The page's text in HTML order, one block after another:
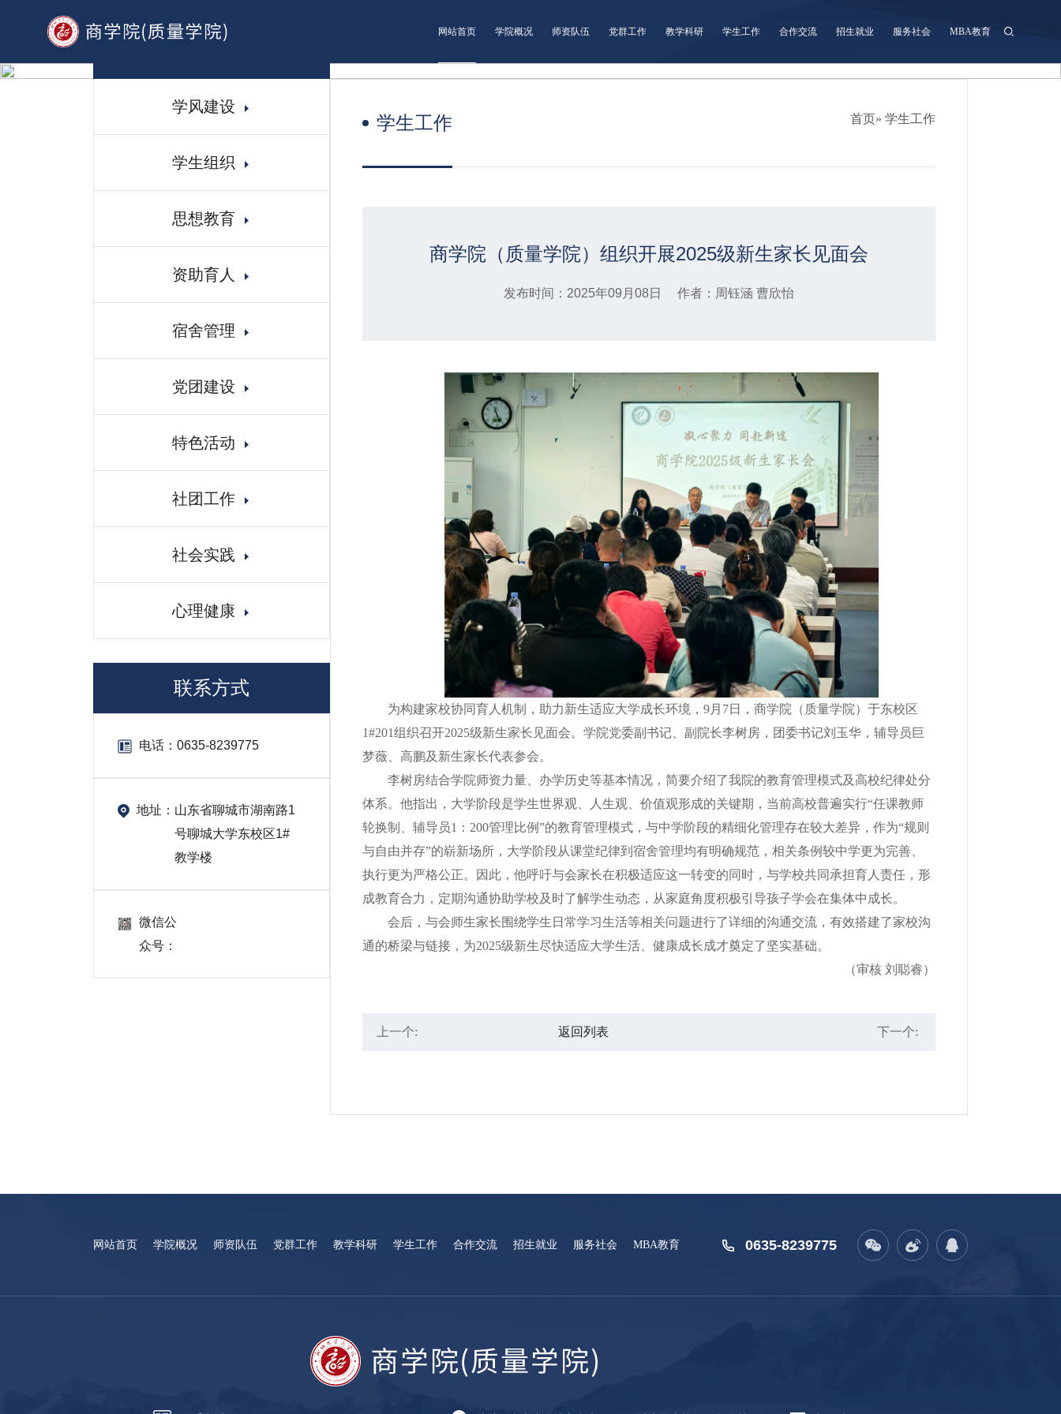
网站首页 学院概况 师资队伍 党群工作 教学科研 学生工作 合作交流 招生就业 服务社会 MBA教育
学生工作
学风建设
学生组织
思想教育
资助育人
宿舍管理
党团建设
特色活动
社团工作
社会实践
心理健康
联系方式
电话： 0635-8239775
地址： 山东省聊城市湖南路1
号聊城大学东校区1#
教学楼
微信公
众号：
学生工作 首页» 学生工作
商学院（质量学院）组织开展2025级新生家长见面会
发布时间：2025年09月08日 作者：周钰涵 曹欣怡
为构建家校协同育人机制，助力新生适应大学成长环境，9月7日，商学院（质量学院）于东校区
1#201组织召开2025级新生家长见面会。学院党委副书记、副院长李树房，团委书记刘玉华，辅导员巨
梦薇、高鹏及新生家长代表参会。
李树房结合学院师资力量、办学历史等基本情况，简要介绍了我院的教育管理模式及高校纪律处分
体系。他指出，大学阶段是学生世界观、人生观、价值观形成的关键期，当前高校普遍实行“任课教师
轮换制、辅导员1：200管理比例”的教育管理模式，与中学阶段的精细化管理存在较大差异，作为“规则
与自由并存”的崭新场所，大学阶段从课堂纪律到宿舍管理均有明确规范，相关条例较中学更为完善、
执行更为严格公正。因此，他呼吁与会家长在积极适应这一转变的同时，与学校共同承担育人责任，形
成教育合力，定期沟通协助学校及时了解学生动态，从家庭角度积极引导孩子学会在集体中成长。
会后，与会师生家长围绕学生日常学习生活等相关问题进行了详细的沟通交流，有效搭建了家校沟
通的桥梁与链接，为2025级新生尽快适应大学生活、健康成长成才奠定了坚实基础。
（审核 刘聪睿）
上一个: 返回列表 下一个:
网站首页 学院概况 师资队伍 党群工作 教学科研 学生工作 合作交流 招生就业 服务社会 MBA教育 0635-8239775